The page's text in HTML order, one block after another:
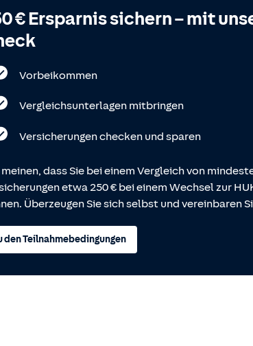
€ Ersparnis sichern – mit
Vorbeikommen
Vergleichsunterlagen mitbringen
Versicherungen checken und sparen
dass Sie bei einem Vergleich von
etwa 250 € bei einem Wechsel zur
Überzeugen Sie sich selbst und vereinbaren
den Teilnahmebedingungen